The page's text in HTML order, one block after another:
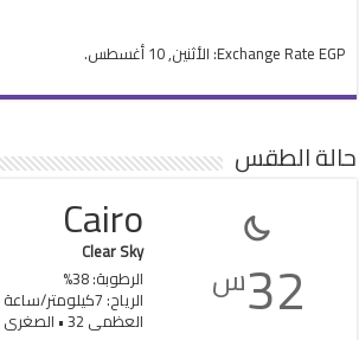
Exchange Rate EGP : الأثنين, 10 أغسطس.
حالة الطقس
32س
Cairo
Clear Sky
الرطوبة: 38%
الرياح: 7كيلومتر/ساعة ش.ش.ق‎
العظمى 32 • الصغرى 32